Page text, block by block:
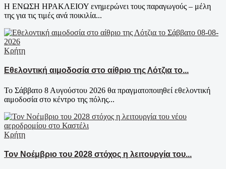
Η ΕΝΩΣΗ ΗΡΑΚΛΕΙΟΥ ενημερώνει τους παραγωγούς – μέλη
της για τις τιμές ανά ποικιλία...
Κρήτη
Εθελοντική αιμοδοσία στο αίθριο της Λότζια το...
Το Σάββατο 8 Αυγούστου 2026 θα πραγματοποιηθεί εθελοντική
αιμοδοσία στο κέντρο της πόλης...
Κρήτη
Τον Νοέμβριο του 2028 στόχος η λειτουργία του...